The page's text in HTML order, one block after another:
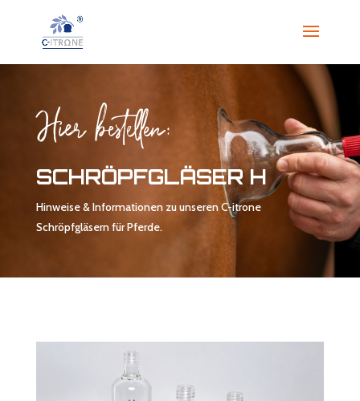
Hier bestellen:
SCHRÖPFGLÄSER H
Hinweise & Informationen zu unseren C-itrone
Schröpfgläsern für Pferde.